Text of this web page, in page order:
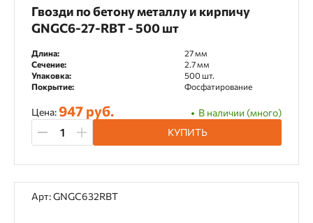
Гвозди по бетону металлу и кирпичу
GNGC6-27-RBT - 500 шт
Длина:
27 мм
Сечение:
2.7 мм
Упаковка:
500 шт.
Покрытие:
Фосфатирование
Цена:947 руб.
В наличии (много)
КУПИТЬ
Арт: GNGC632RBT